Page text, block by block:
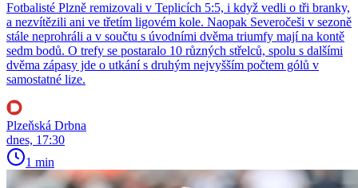
Fotbalisté Plzně remizovali v Teplicích 5:5, i když vedli o tři branky,
a nezvítězili ani ve třetím ligovém kole. Naopak Severočeši v sezoně
stále neprohráli a v součtu s úvodními dvěma triumfy mají na kontě
sedm bodů. O trefy se postaralo 10 různých střelců, spolu s dalšími
dvěma zápasy jde o utkání s druhým nejvyšším počtem gólů v
samostatné lize.
Plzeňská Drbna
dnes, 17:30
1 min